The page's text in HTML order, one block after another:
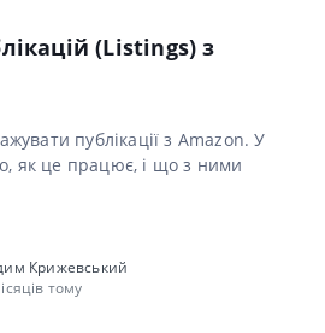
(Listings) з
публікації з Amazon. У
як це працює, і що з ними
Крижевський
тому